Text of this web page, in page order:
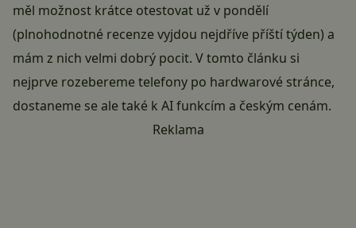
měl možnost krátce otestovat už v pondělí
(plnohodnotné recenze vyjdou nejdříve příští týden) a
mám z nich velmi dobrý pocit. V tomto článku si
nejprve rozebereme telefony po hardwarové stránce,
dostaneme se ale také k AI funkcím a českým cenám.
Reklama